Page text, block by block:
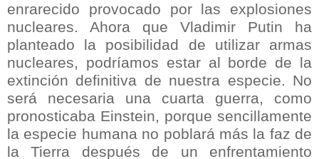
enrarecido provocado por las explosiones
nucleares. Ahora que Vladimir Putin ha
planteado la posibilidad de utilizar armas
nucleares, podríamos estar al borde de la
extinción definitiva de nuestra especie. No
será necesaria una cuarta guerra, como
pronosticaba Einstein, porque sencillamente
la especie humana no poblará más la faz de
la Tierra después de un enfrentamiento